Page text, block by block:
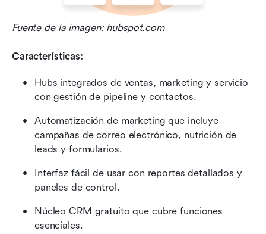
Fuente de la imagen: hubspot.com
Características:
Hubs integrados de ventas, marketing y servicio
con gestión de pipeline y contactos.
Automatización de marketing que incluye
campañas de correo electrónico, nutrición de
leads y formularios.
Interfaz fácil de usar con reportes detallados y
paneles de control.
Núcleo CRM gratuito que cubre funciones
esenciales.